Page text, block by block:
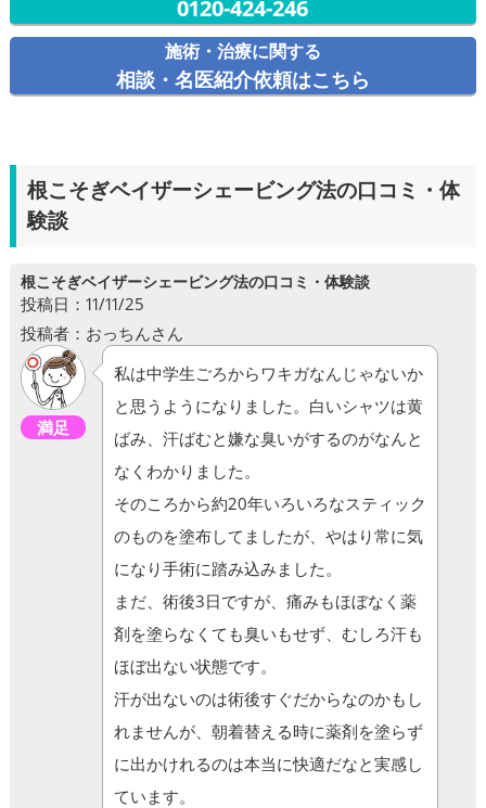
0120-424-246
施術・治療に関する
相談・名医紹介依頼はこちら
根こそぎベイザーシェービング法の口コミ・体
験談
根こそぎベイザーシェービング法の口コミ・体験談
投稿日：11/11/25
投稿者：おっちんさん
満足
私は中学生ごろからワキガなんじゃないか
と思うようになりました。白いシャツは黄
ばみ、汗ばむと嫌な臭いがするのがなんと
なくわかりました。
そのころから約20年いろいろなスティック
のものを塗布してましたが、やはり常に気
になり手術に踏み込みました。
まだ、術後3日ですが、痛みもほぼなく薬
剤を塗らなくても臭いもせず、むしろ汗も
ほぼ出ない状態です。
汗が出ないのは術後すぐだからなのかもし
れませんが、朝着替える時に薬剤を塗らず
に出かけれるのは本当に快適だなと実感し
ています。